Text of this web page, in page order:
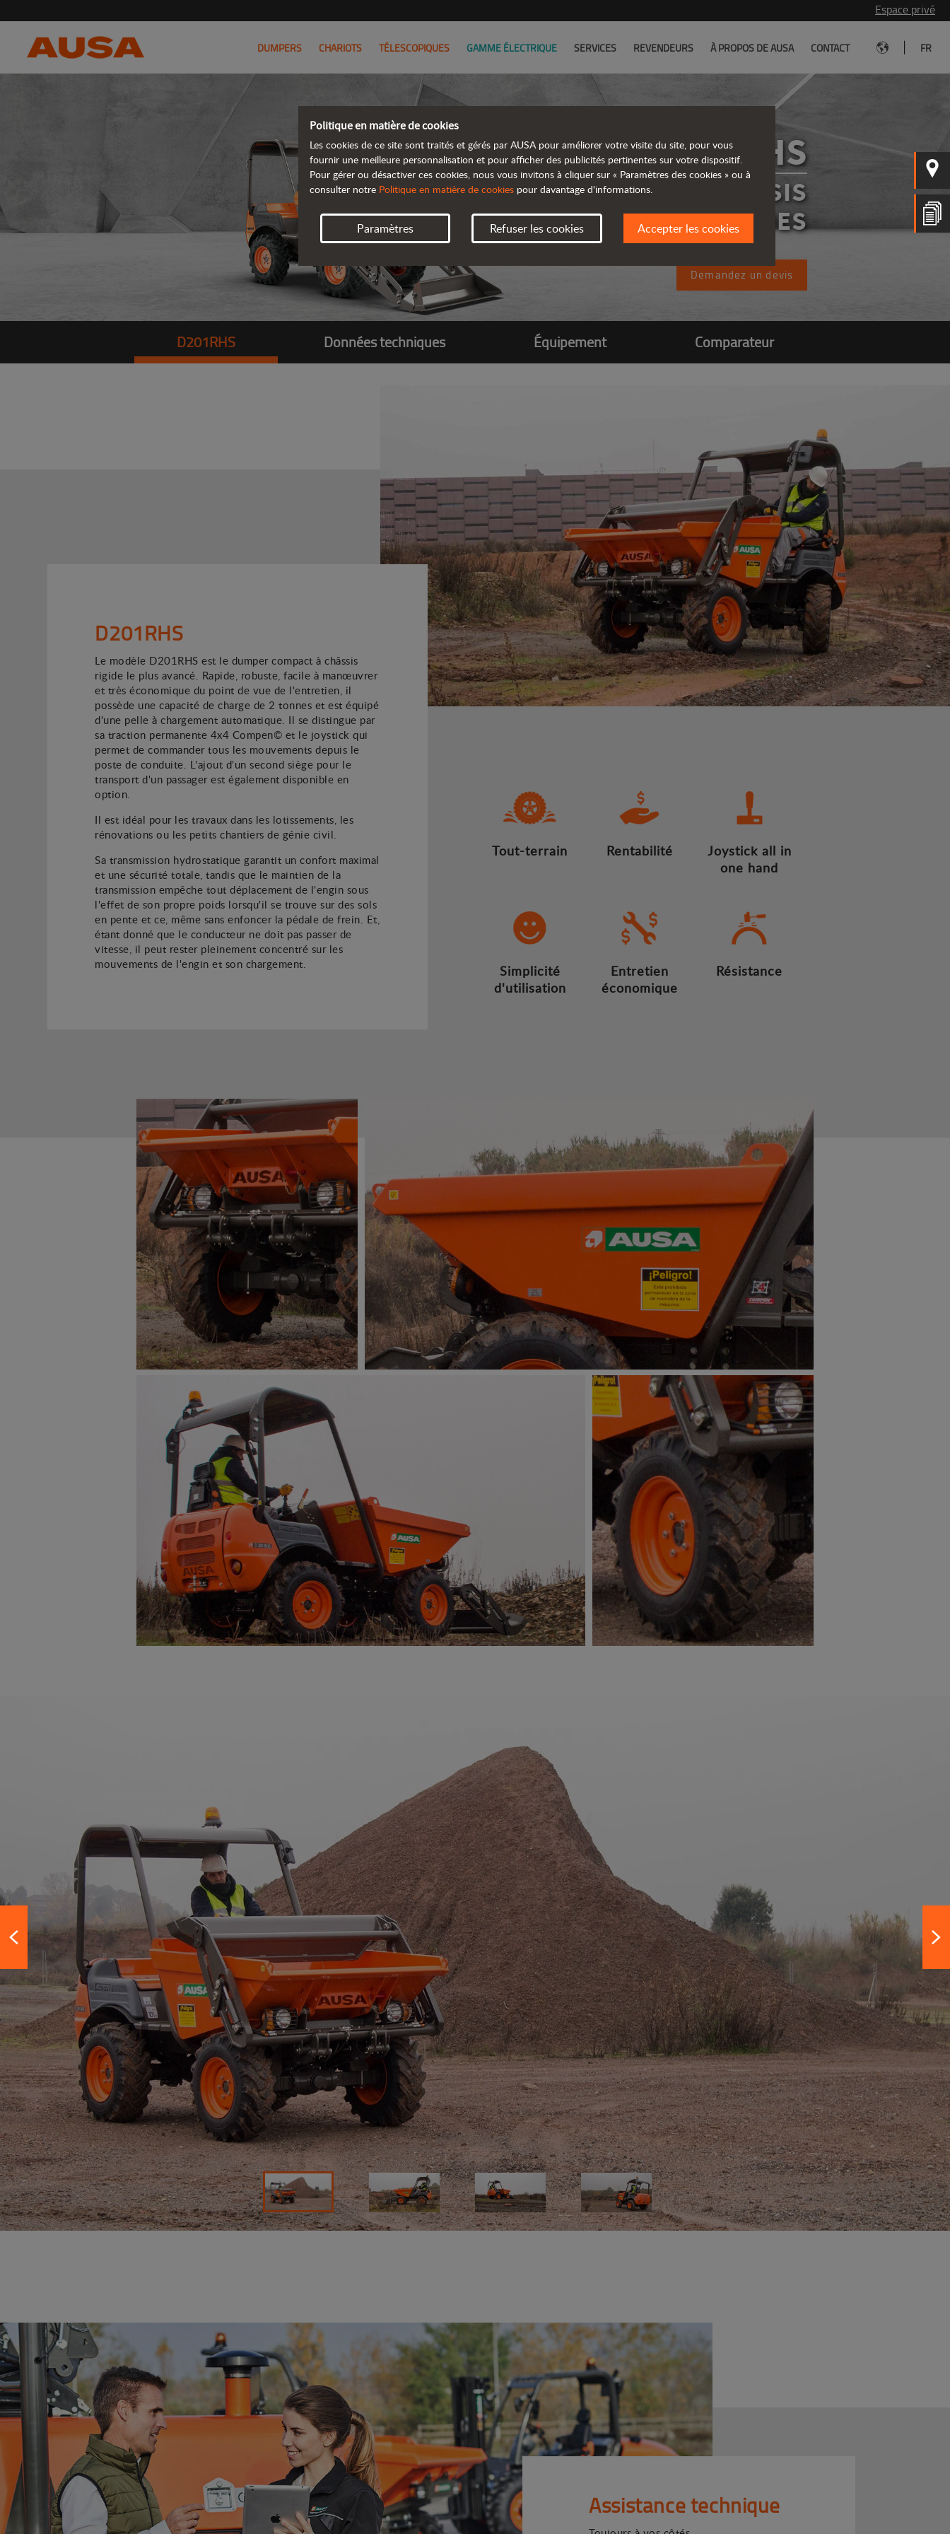
Espace privé
DUMPERS CHARIOTS TÉLESCOPIQUES GAMME ÉLECTRIQUE SERVICES REVENDEURS À PROPOS DE AUSA CONTACT FR
D201RHS
DUMPERS À CHÂSIS
RIGIDES
Demandez un devis
D201RHS Données techniques Équipement Comparateur
D201RHS
Le modèle D201RHS est le dumper compact à châssis
rigide le plus avancé. Rapide, robuste, facile à manœuvrer
et très économique du point de vue de l'entretien, il
possède une capacité de charge de 2 tonnes et est équipé
d'une pelle à chargement automatique. Il se distingue par
sa traction permanente 4x4 Compen© et le joystick qui
permet de commander tous les mouvements depuis le
poste de conduite. L'ajout d'un second siège pour le
transport d'un passager est également disponible en
option.
Il est idéal pour les travaux dans les lotissements, les
rénovations ou les petits chantiers de génie civil.
Sa transmission hydrostatique garantit un confort maximal
et une sécurité totale, tandis que le maintien de la
transmission empêche tout déplacement de l'engin sous
l'effet de son propre poids lorsqu'il se trouve sur des sols
en pente et ce, même sans enfoncer la pédale de frein. Et,
étant donné que le conducteur ne doit pas passer de
vitesse, il peut rester pleinement concentré sur les
mouvements de l'engin et son chargement.
Tout-terrain Rentabilité
Joystick all in
one hand
Simplicité
d'utilisation
Entretien
économique
Résistance
Assistance technique
Politique en matière de cookies
Les cookies de ce site sont traités et gérés par AUSA pour améliorer votre visite du site, pour vous
fournir une meilleure personnalisation et pour afficher des publicités pertinentes sur votre dispositif.
Pour gérer ou désactiver ces cookies, nous vous invitons à cliquer sur « Paramètres des cookies » ou à
consulter notre Politique en matière de cookies pour davantage d'informations.
Paramètres Refuser les cookies Accepter les cookies